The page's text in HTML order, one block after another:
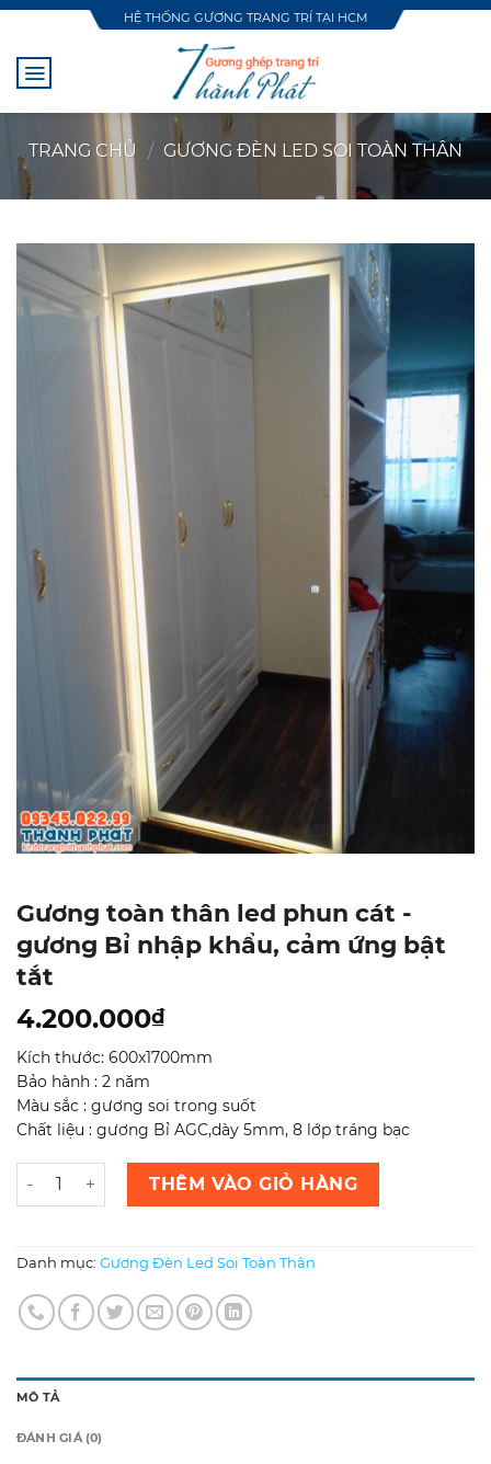
Skip
content
HỆ THỐNG GƯƠNG TRANG TRÍ TẠI HCM
TRANG CHỦ / GƯƠNG ĐÈN LED SOI TOÀN THÂN
Gương toàn thân led phun cát -
gương Bỉ nhập khẩu, cảm ứng bật
tắt
4.200.000₫
Kích thước: 600x1700mm
Bảo hành : 2 năm
Màu sắc : gương soi trong suốt
Chất liệu : gương Bỉ AGC,dày 5mm, 8 lớp tráng bạc
Gương toàn thân led phun cát -gương Bỉ nhập khẩu,
THÊM VÀO GIỎ HÀNG
Danh mục: Gương Đèn Led Soi Toàn Thân
MÔ TẢ
ĐÁNH GIÁ (0)